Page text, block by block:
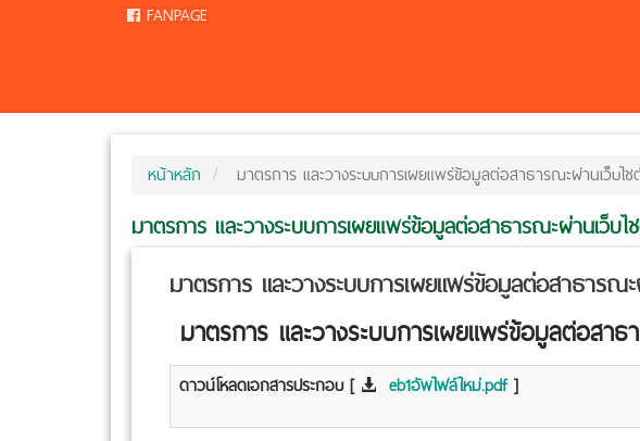
FANPAGE
หน้าหลัก มาตรการ และวางระบบการเผยแพร่ข้อมูลต่อสาธารณะผ่านเว็บไ
มาตรการ และวางระบบการเผยแพร่ข้อมูลต่อสาธารณะผ่านเว็บไ
มาตรการ และวางระบบการเผยแพร่ข้อมูลต่อสาธารณ
มาตรการ และวางระบบการเผยแพร่ข้อมูลต่อสา
ดาวน์โหลดเอกสารประกอบ [ eb1อัพไฟล์ใหม่.pdf]